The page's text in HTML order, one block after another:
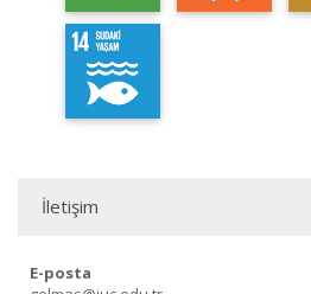
İletişim
E-posta